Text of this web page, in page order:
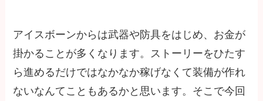
アイスボーンからは武器や防具をはじめ、お金が
掛かることが多くなります。ストーリーをひたす
ら進めるだけではなかなか稼げなくて装備が作れ
ないなんてこともあるかと思います。そこで今回